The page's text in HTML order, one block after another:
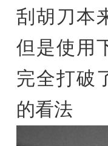
刮胡刀本
但是使用
完全打破
的看法